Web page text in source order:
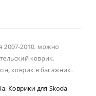
2007-2010, можно
коврик,
коврик в багажник.
, Коврики для Skoda